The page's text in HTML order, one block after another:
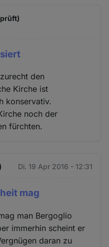
den
Kirche ist
konservativ.
noch der
fürchten.
Di. 19 Apr 2016 - 12:31
mag
man Bergoglio
immerhin scheint er
daran zu